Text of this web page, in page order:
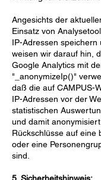
Angesichts der
Einsatz von
IP-Adressen speichern
weisen wir darauf hin,
Google Analytics mit
"_anonymizeIp()"
daß die auf CAMPUS-
IP-Adressen vor der
statistischen
und damit
Rückschlüsse auf eine
oder eine
sind.